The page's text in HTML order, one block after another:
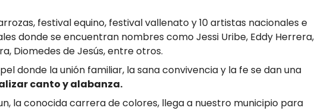
festival equino, festival vallenato y 10 artistas nacionales e
donde se encuentran nombres como Jessi Uribe, Eddy Herrera,
Diomedes de Jesús, entre otros.
donde la unión familiar, la sana convivencia y la fe se dan una
canto y alabanza.
la conocida carrera de colores, llega a nuestro municipio para